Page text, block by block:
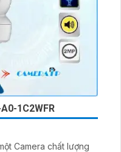
1C2WFR
Camera chất lượng